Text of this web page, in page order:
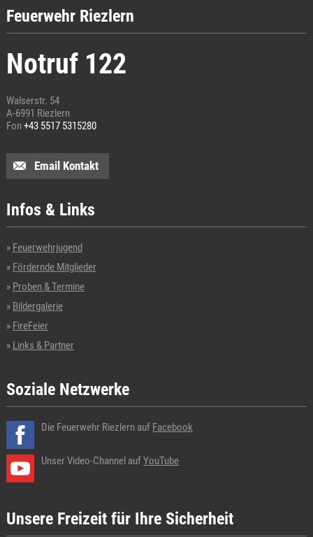
Feuerwehr Riezlern
Notruf 122
Walserstr. 54
A-6991 Riezlern
Fon+43 5517 5315280
Email Kontakt
Infos & Links
Feuerwehrjugend
Fördernde Mitglieder
Proben & Termine
Bildergalerie
FireFeier
Links & Partner
Soziale Netzwerke
Die Feuerwehr Riezlern auf Facebook
Unser Video-Channel aufYouTube
Unsere Freizeit für Ihre Sicherheit